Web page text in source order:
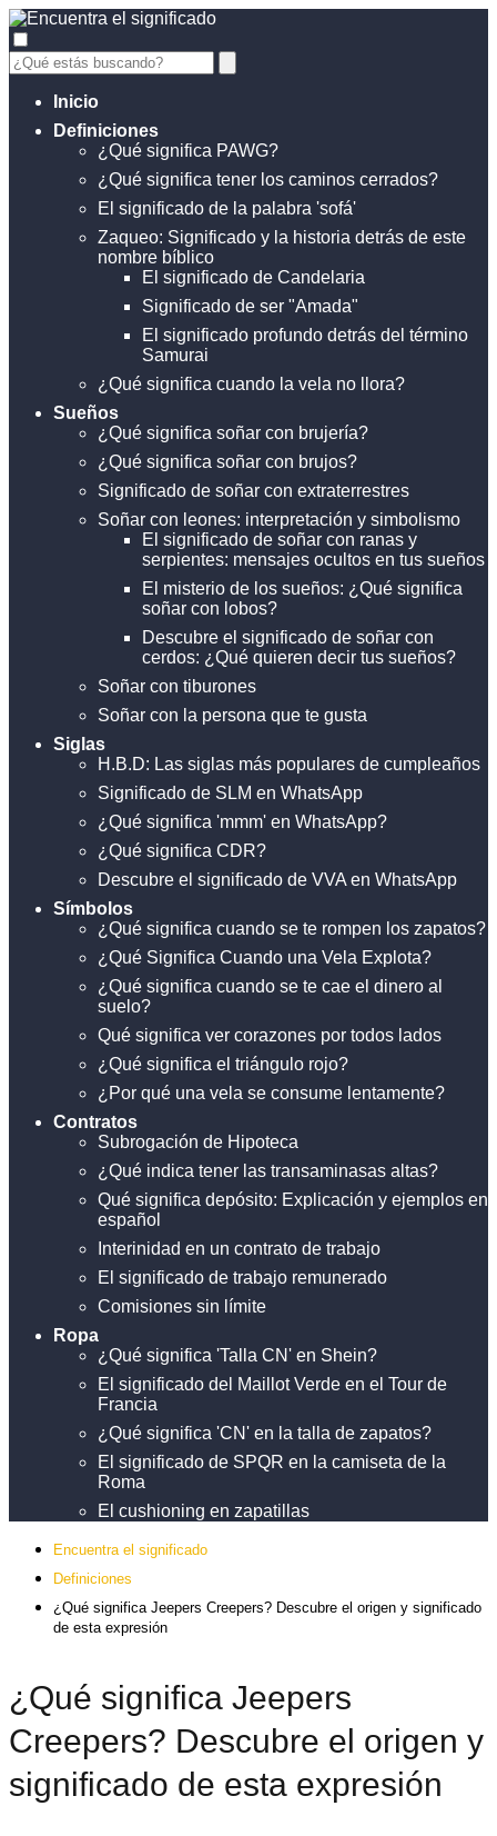
Inicio
Definiciones
¿Qué significa PAWG?
¿Qué significa tener los caminos cerrados?
El significado de la palabra 'sofá'
Zaqueo: Significado y la historia detrás de este
nombre bíblico
El significado de Candelaria
Significado de ser "Amada"
El significado profundo detrás del término
Samurai
¿Qué significa cuando la vela no llora?
Sueños
¿Qué significa soñar con brujería?
¿Qué significa soñar con brujos?
Significado de soñar con extraterrestres
Soñar con leones: interpretación y simbolismo
El significado de soñar con ranas y
serpientes: mensajes ocultos en tus sueños
El misterio de los sueños: ¿Qué significa
soñar con lobos?
Descubre el significado de soñar con
cerdos: ¿Qué quieren decir tus sueños?
Soñar con tiburones
Soñar con la persona que te gusta
Siglas
H.B.D: Las siglas más populares de cumpleaños
Significado de SLM en WhatsApp
¿Qué significa 'mmm' en WhatsApp?
¿Qué significa CDR?
Descubre el significado de VVA en WhatsApp
Símbolos
¿Qué significa cuando se te rompen los zapatos?
¿Qué Significa Cuando una Vela Explota?
¿Qué significa cuando se te cae el dinero al
suelo?
Qué significa ver corazones por todos lados
¿Qué significa el triángulo rojo?
¿Por qué una vela se consume lentamente?
Contratos
Subrogación de Hipoteca
¿Qué indica tener las transaminasas altas?
Qué significa depósito: Explicación y ejemplos en
español
Interinidad en un contrato de trabajo
El significado de trabajo remunerado
Comisiones sin límite
Ropa
¿Qué significa 'Talla CN' en Shein?
El significado del Maillot Verde en el Tour de
Francia
¿Qué significa 'CN' en la talla de zapatos?
El significado de SPQR en la camiseta de la
Roma
El cushioning en zapatillas
Encuentra el significado
Definiciones
¿Qué significa Jeepers Creepers? Descubre el origen y significado
de esta expresión
¿Qué significa Jeepers
Creepers? Descubre el origen y
significado de esta expresión